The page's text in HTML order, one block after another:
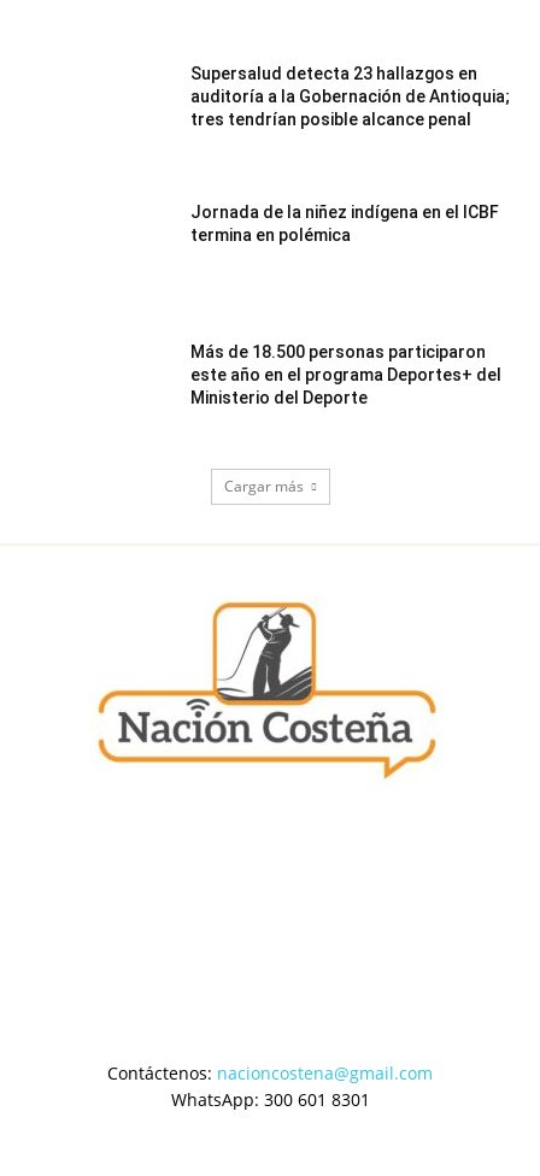
Supersalud detecta 23 hallazgos en
auditoría a la Gobernación de Antioquia;
tres tendrían posible alcance penal
Jornada de la niñez indígena en el ICBF
termina en polémica
Más de 18.500 personas participaron
este año en el programa Deportes+ del
Ministerio del Deporte
Cargar más
Contáctenos: nacioncostena@gmail.com
WhatsApp: 300 601 8301